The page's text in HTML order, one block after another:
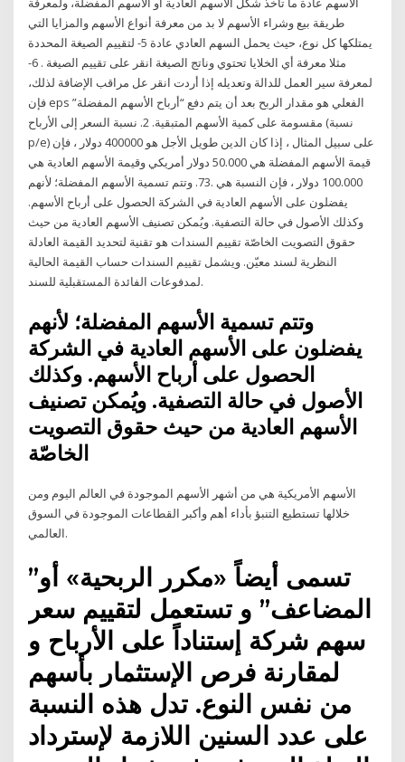
طريقة بيع وشراء الأسهم لا بد من معرفة أنواع الأسهم والمزايا التي
يمتلكها كل نوع، حيث يحمل السهم العادي عادة 5- لتقييم الصيغة المحددة
مثلا معرفة أي الخلايا تحتوي وناتج الصيغة انقر على تقييم الصيغة . 6-
لمعرفة سير العمل للدالة وتعديله إذا أردت انقر عل مراقب الإضافة لذلك،
فإن eps الفعلي هو مقدار الربح بعد أن يتم دفع “أرباح الأسهم المفضلة”
مقسومة على كمية الأسهم المتبقية. 2. نسبة السعر إلى الأرباح (نسبة
p/e) على سبيل المثال ، إذا كان الدين طويل الأجل هو 400000 دولار ، فإن
قيمة الأسهم المفضلة هي 50.000 دولار أمريكي وقيمة الأسهم العادية هي
100.000 دولار ، فإن النسبة هي .73. وتتم تسمية الأسهم المفضلة؛ لأنهم
يفضلون على الأسهم العادية في الشركة الحصول على أرباح الأسهم.
وكذلك الأصول في حالة التصفية. ويُمكن تصنيف الأسهم العادية من حيث
حقوق التصويت الخاصّة تقييم السندات هو تقنية لتحديد القيمة العادلة
النظرية لسند معيّن. ويشمل تقييم السندات حساب القيمة الحالية
لمدفوعات الفائدة المستقبلية للسند.
وتتم تسمية الأسهم المفضلة؛ لأنهم
يفضلون على الأسهم العادية في الشركة
الحصول على أرباح الأسهم. وكذلك
الأصول في حالة التصفية. ويُمكن تصنيف
الأسهم العادية من حيث حقوق التصويت
الخاصّة
الأسهم الأمريكية هي من أشهر الأسهم الموجودة في العالم اليوم ومن
خلالها تستطيع التنبؤ بأداء أهم وأكبر القطاعات الموجودة في السوق
العالمي.
تسمى أيضاً «مكرر الربحية» أو”
المضاعف” و تستعمل لتقييم سعر
سهم شركة إستناداً على الأرباح و
لمقارنة فرص الإستثمار بأسهم
من نفس النوع. تدل هذه النسبة
على عدد السنين اللازمة لإسترداد